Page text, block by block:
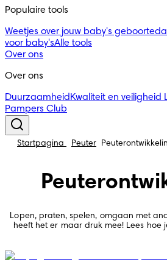
Populaire tools
Weetjes over jouw baby's
voor baby'sAlle tools
Over ons
Over ons
Duurzaamheid Kwaliteit en veiligheid
Pampers Club
Startpagina Peuter
Lopen, praten, spelen, omgaan met
heeft het er maar druk mee! Lees hoe